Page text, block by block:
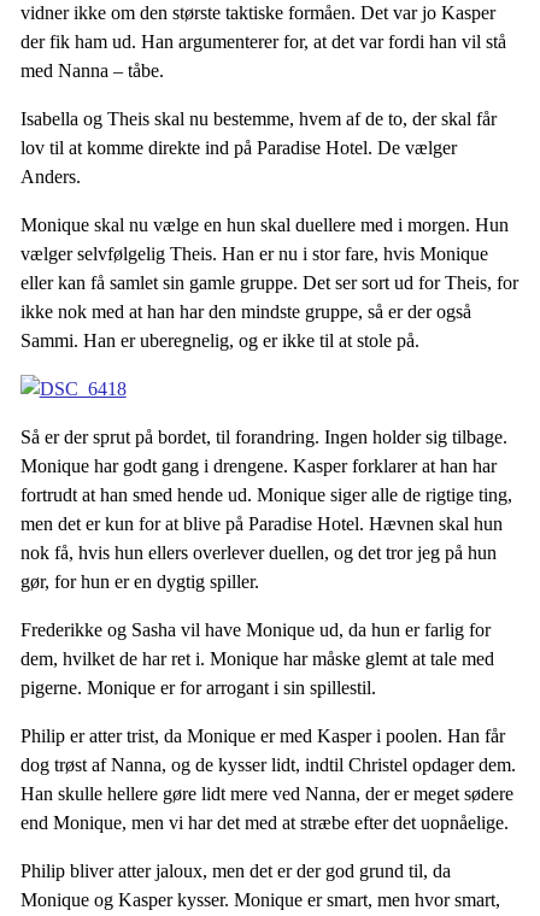
vidner ikke om den største taktiske formåen. Det var jo Kasper
der fik ham ud. Han argumenterer for, at det var fordi han vil stå
med Nanna – tåbe.
Isabella og Theis skal nu bestemme, hvem af de to, der skal får
lov til at komme direkte ind på Paradise Hotel. De vælger
Anders.
Monique skal nu vælge en hun skal duellere med i morgen. Hun
vælger selvfølgelig Theis. Han er nu i stor fare, hvis Monique
eller kan få samlet sin gamle gruppe. Det ser sort ud for Theis, for
ikke nok med at han har den mindste gruppe, så er der også
Sammi. Han er uberegnelig, og er ikke til at stole på.
Så er der sprut på bordet, til forandring. Ingen holder sig tilbage.
Monique har godt gang i drengene. Kasper forklarer at han har
fortrudt at han smed hende ud. Monique siger alle de rigtige ting,
men det er kun for at blive på Paradise Hotel. Hævnen skal hun
nok få, hvis hun ellers overlever duellen, og det tror jeg på hun
gør, for hun er en dygtig spiller.
Frederikke og Sasha vil have Monique ud, da hun er farlig for
dem, hvilket de har ret i. Monique har måske glemt at tale med
pigerne. Monique er for arrogant i sin spillestil.
Philip er atter trist, da Monique er med Kasper i poolen. Han får
dog trøst af Nanna, og de kysser lidt, indtil Christel opdager dem.
Han skulle hellere gøre lidt mere ved Nanna, der er meget sødere
end Monique, men vi har det med at stræbe efter det uopnåelige.
Philip bliver atter jaloux, men det er der god grund til, da
Monique og Kasper kysser. Monique er smart, men hvor smart,